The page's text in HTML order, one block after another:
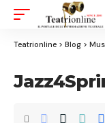
Teatrionline > Blog >